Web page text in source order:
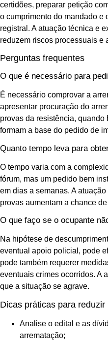
certidões, preparar petição
o cumprimento do mandado e
registral. A atuação técnica e
reduzem riscos processuais e
Perguntas frequentes
O que é necessário para
É necessário comprovar a
apresentar procuração do
provas da resistência, quando
formam a base do pedido de
Quanto tempo leva para
O tempo varia com a
fórum, mas um pedido bem
em dias a semanas. A
provas aumentam a chance
O que faço se o ocupante
Na hipótese de
eventual apoio policial, pode
pode também requerer
eventuais crimes ocorridos. A
que a situação se agrave.
Dicas práticas para
Analise o edital e as
arrematação;